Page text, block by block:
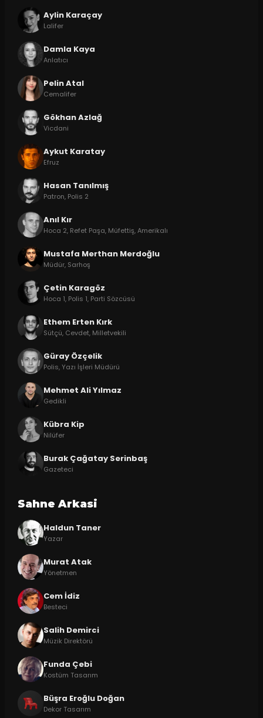
Aylin Karaçay
Lalifer
Damla Kaya
Anlatıcı
Pelin Atal
Cemalifer
Gökhan Azlağ
Vicdani
Aykut Karatay
Efruz
Hasan Tanılmış
Patron, Polis 2
Anıl Kır
Hoca 2, Refet Paşa, Müfettiş, Amerikalı
Mustafa Merthan Merdoğlu
Müdür, Sarhoş
Çetin Karagöz
Hoca 1, Polis 1, Parti Sözcüsü
Ethem Erten Kırk
Sütçü, Cevdet, Milletvekili
Güray Özçelik
Polis, Yazı İşleri Müdürü
Mehmet Ali Yılmaz
Gedikli
Kübra Kip
Nilüfer
Burak Çağatay Serinbaş
Gazeteci
Sahne Arkasi
Haldun Taner
Yazar
Murat Atak
Yönetmen
Cem İdiz
Besteci
Salih Demirci
Müzik Direktörü
Funda Çebi
Kostüm Tasarım
Büşra Eroğlu Doğan
Dekor Tasarım